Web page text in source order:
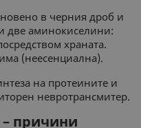
в черния дроб и
две аминокиселини:
храната.
(неесенциална).
на протеините и
невротрансмитер.
причини